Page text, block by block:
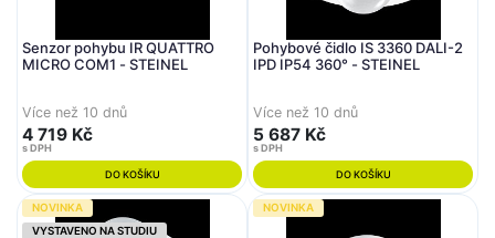
Senzor pohybu IR QUATTRO
MICRO COM1 - STEINEL
Více než 10 dnů
4 719 Kč
s DPH
DO KOŠÍKU
Pohybové čidlo IS 3360 DALI-2
IPD IP54 360° - STEINEL
Více než 10 dnů
5 687 Kč
s DPH
DO KOŠÍKU
NOVINKA
VYSTAVENO NA STUDIU
NOVINKA